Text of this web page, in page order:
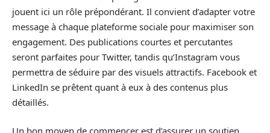
jouent ici un rôle prépondérant. Il convient d’adapter votre
message à chaque plateforme sociale pour maximiser son
engagement. Des publications courtes et percutantes
seront parfaites pour Twitter, tandis qu’Instagram vous
permettra de séduire par des visuels attractifs. Facebook et
LinkedIn se prêtent quant à eux à des contenus plus
détaillés.